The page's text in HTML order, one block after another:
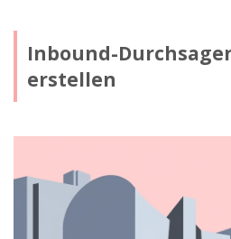
Inbound-
erstellen